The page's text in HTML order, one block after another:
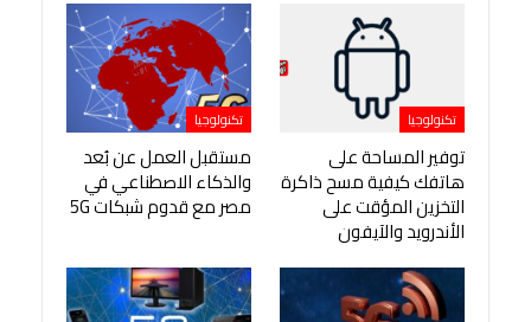
تكنولوجيا
توفير المساحة على
هاتفك كيفية مسح ذاكرة
التخزين المؤقت على
الأندرويد والآيفون
تكنولوجيا
مستقبل العمل عن بُعد
والذكاء الاصطناعي في
مصر مع قدوم شبكات 5G